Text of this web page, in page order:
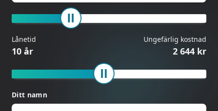
Lånetid
10 år
Ungefärlig kostnad
2 644 kr
Ditt namn